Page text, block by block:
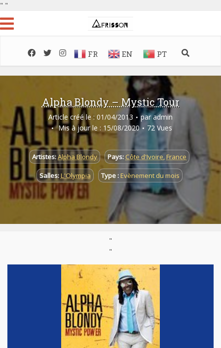
" "
FR EN PT
Alpha Blondy – Mystic Tour
Article créé le : 01/04/2013 par admin
Mis à jour le : 15/08/2020
72 Vues
Artistes:Alpha Blondy Pays: Côte d'Ivoire,France
Salles:L'Olympia Type :Evènement du mois
"
"